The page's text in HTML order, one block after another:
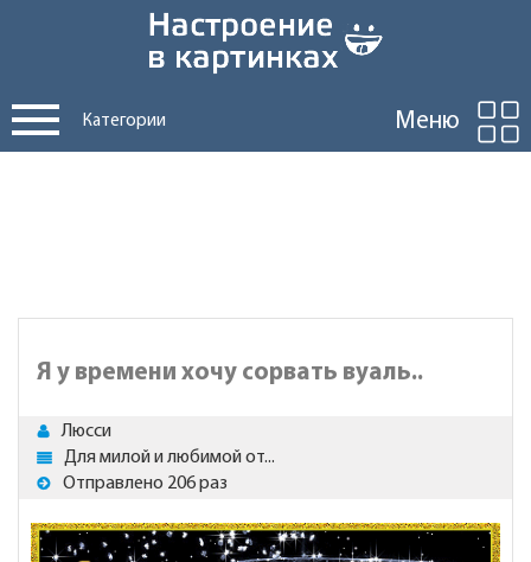
Категории Меню
Я у времени хочу сорвать вуаль..
Люсси
Для милой и любимой от...
Отправлено 206 раз